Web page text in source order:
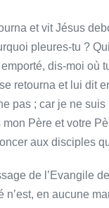
et vit Jésus
pleures-tu ?
dis-moi où
retourna et lui dit
pas ; car je ne
Père et votre
aux disciples
de l’Evangile
n’est, en aucune